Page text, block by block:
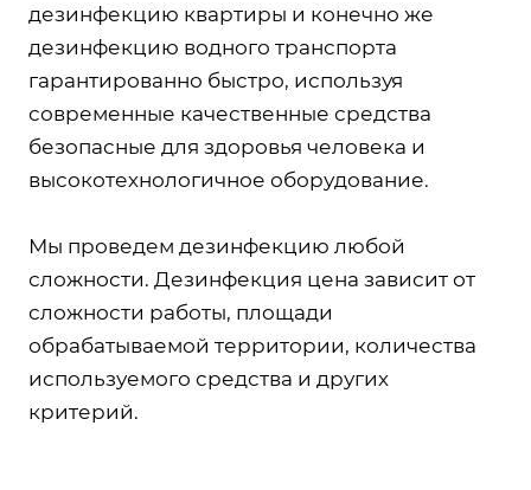
дезинфекцию квартиры и конечно же
дезинфекцию водного транспорта
гарантированно быстро, используя
современные качественные средства
безопасные для здоровья человека и
высокотехнологичное оборудование.
Мы проведем дезинфекцию любой
сложности. Дезинфекция цена зависит от
сложности работы, площади
обрабатываемой территории, количества
используемого средства и других
критерий.